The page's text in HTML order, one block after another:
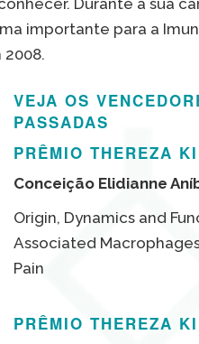
Durante a sua
importante para a
2008.
VEJA OS
PASSADAS
PRÊMIO THEREZA
Conceição Elidianne
Origin, Dynamics and
Associated
Pain
PRÊMIO THEREZA